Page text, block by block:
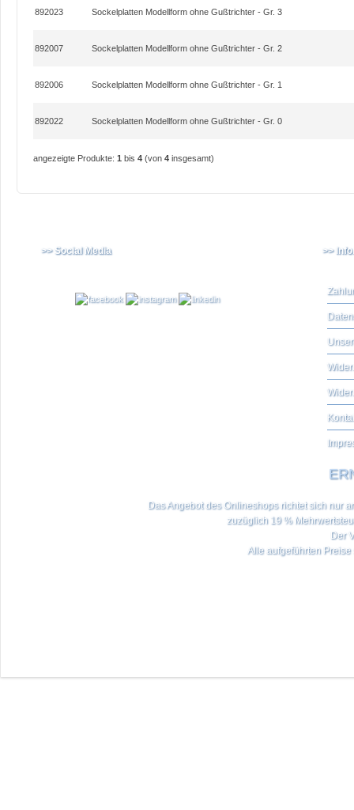
892023 Sockelplatten Modellform ohne Gußtrichter - Gr. 3
892007 Sockelplatten Modellform ohne Gußtrichter - Gr. 2
892006 Sockelplatten Modellform ohne Gußtrichter - Gr. 1
892022 Sockelplatten Modellform ohne Gußtrichter - Gr. 0
angezeigte Produkte: 1 bis 4 (von 4 insgesamt)
>> Social Media >>
Das Angebot des Onlineshops richtet sich nur
zuzüglich 19 %
Der
Alle aufgeführten